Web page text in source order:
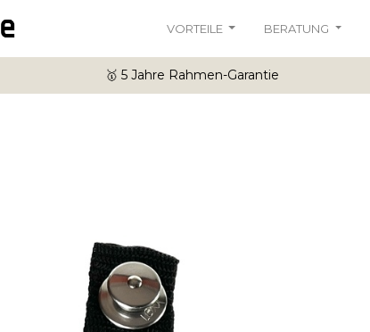
VORTEILE BERATUNG
🥇 5 Jahre Rahmen-Garantie